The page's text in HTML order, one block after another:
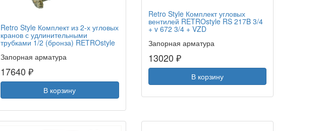
Retro Style Комплект из 2-х угловых
кранов с удлинительными
трубками 1/2 (бронза) RETROstyle
Запорная арматура
17640 ₽
В корзину
Retro Style Комплект угловых
вентилей RETROstyle RS 217B 3/4
+ v 672 3/4 + VZD
Запорная арматура
13020 ₽
В корзину